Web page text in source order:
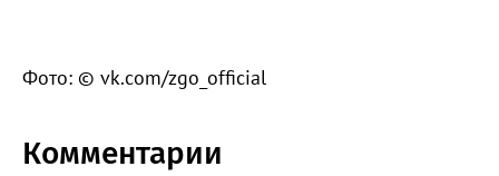
Фото: © vk.com/zgo_official
Комментарии